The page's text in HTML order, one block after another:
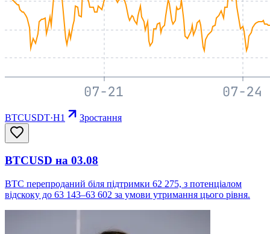
BTCUSDT·H1 Зростання
BTCUSD на 03.08
BTC перепроданий біля підтримки 62 275, з потенціалом
відскоку до 63 143–63 602 за умови утримання цього рівня.